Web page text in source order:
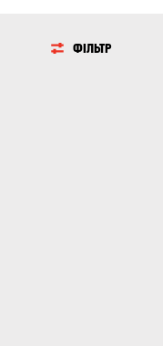
ФІЛЬТР